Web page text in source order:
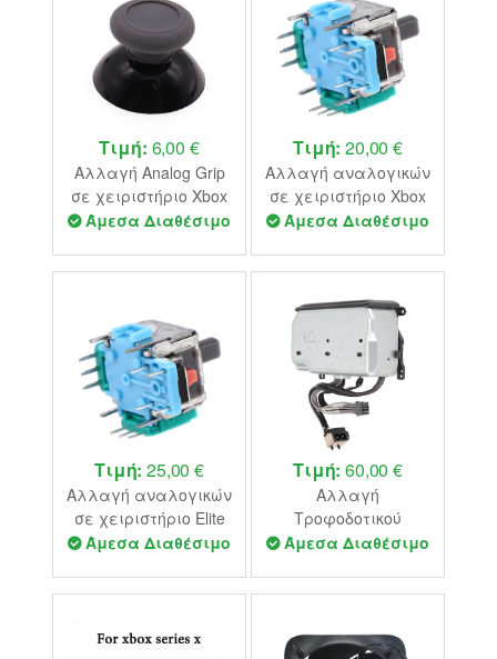
Τιμή: 6,00 €
Αλλαγή Analog Grip
σε χειριστήριο Xbox
Series
Άμεσα Διαθέσιμο
Τιμή:20,00 €
Αλλαγή αναλογικών
σε χειριστήριο Xbox
Series
Άμεσα Διαθέσιμο
Τιμή:25,00 €
Αλλαγή αναλογικών
σε χειριστήριο Elite
Xbox Series
Άμεσα Διαθέσιμο
Τιμή:60,00 €
Αλλαγή
Τροφοδοτικού
Κονσόλας Xbox
Άμεσα Διαθέσιμο